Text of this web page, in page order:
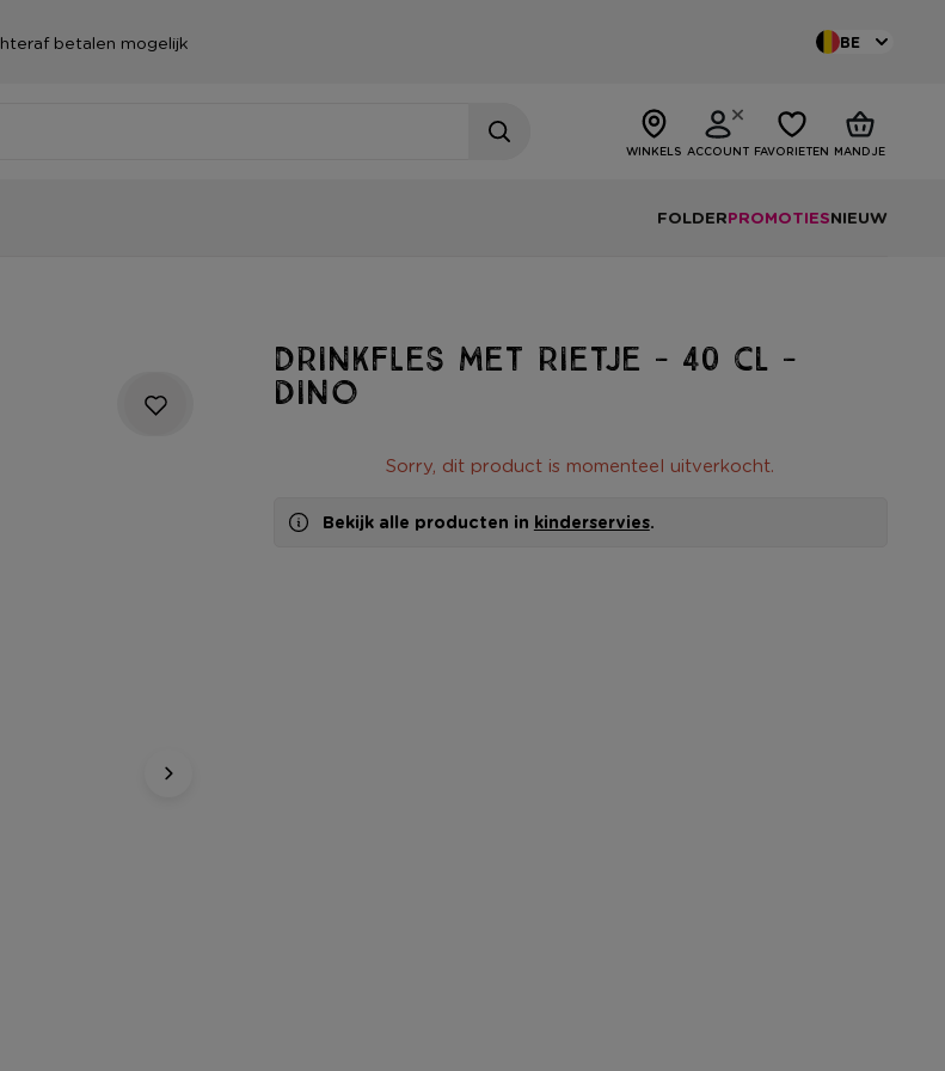
betalen mogelijk BE
WINKELS ACCOUNT FAVORIETEN MANDJE
FOLDERPROMOTIESNIEUW
Drinkfles met rietje - 40 cl -
dino
Sorry, dit product is momenteel uitverkocht.
Bekijk alle producten in kinderservies.